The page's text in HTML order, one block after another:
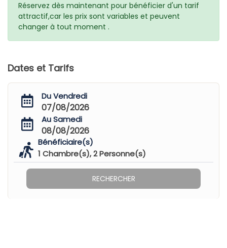
Réservez dès maintenant pour bénéficier d'un tarif
attractif,car les prix sont variables et peuvent
changer à tout moment .
Dates et Tarifs
Du Vendredi
07/08/2026
Au Samedi
08/08/2026
Bénéficiaire(s)
1 Chambre(s),2Personne(s)
RECHERCHER